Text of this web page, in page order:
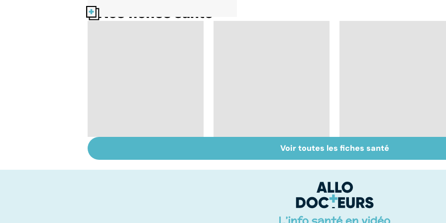
Nos fiches santé
bonnes résolutions
Muscler ses abdos
pour retrouver un
Crampes, déchirures,
élongations... : quand
Voir toutes les fiches santé